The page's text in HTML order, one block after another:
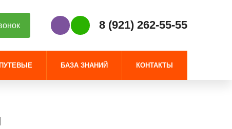
Наш ViberНаш WhatsApp
8 (921) 262-55-55
БАЗА ЗНАНИЙ КОНТАКТЫ